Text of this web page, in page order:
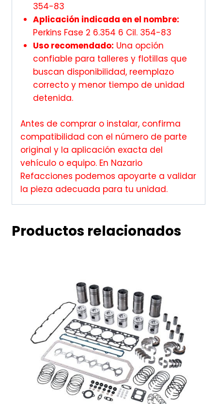
354-83
Aplicación indicada en el nombre:
Perkins Fase 2 6.354 6 Cil. 354-83
Uso recomendado: Una opción
confiable para talleres y flotillas que
buscan disponibilidad, reemplazo
correcto y menor tiempo de unidad
detenida.
Antes de comprar o instalar, confirma
compatibilidad con el número de parte
original y la aplicación exacta del
vehículo o equipo. En Nazario
Refacciones podemos apoyarte a validar
la pieza adecuada para tu unidad.
Productos relacionados